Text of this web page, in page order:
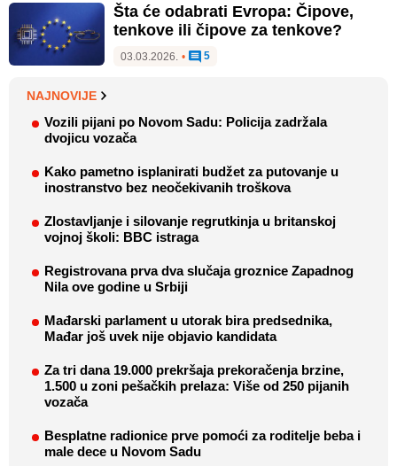
Šta će odabrati Evropa: Čipove,
tenkove ili čipove za tenkove?
03.03.2026. • 5
NAJNOVIJE
Vozili pijani po Novom Sadu: Policija zadržala
dvojicu vozača
Kako pametno isplanirati budžet za putovanje u
inostranstvo bez neočekivanih troškova
Zlostavljanje i silovanje regrutkinja u britanskoj
vojnoj školi: BBC istraga
Registrovana prva dva slučaja groznice Zapadnog
Nila ove godine u Srbiji
Mađarski parlament u utorak bira predsednika,
Mađar još uvek nije objavio kandidata
Za tri dana 19.000 prekršaja prekoračenja brzine,
1.500 u zoni pešačkih prelaza: Više od 250 pijanih
vozača
Besplatne radionice prve pomoći za roditelje beba i
male dece u Novom Sadu